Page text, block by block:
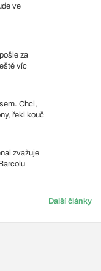
ve
za
víc
Chci,
řekl kouč
zvažuje
Další články